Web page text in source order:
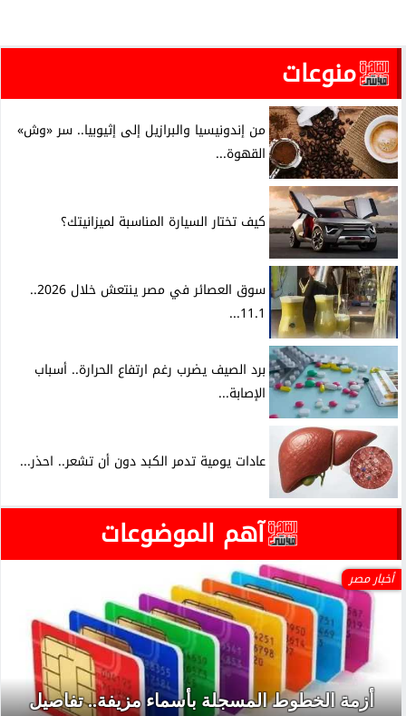
منوعات
من إندونيسيا والبرازيل إلى إثيوبيا.. سر «وش»
القهوة...
كيف تختار السيارة المناسبة لميزانيتك؟
سوق العصائر في مصر ينتعش خلال 2026..
11.1...
برد الصيف يضرب رغم ارتفاع الحرارة.. أسباب
الإصابة...
عادات يومية تدمر الكبد دون أن تشعر.. احذر...
آهم الموضوعات
أخبار مصر
أزمة الخطوط المسجلة بأسماء مزيفة.. تفاصيل